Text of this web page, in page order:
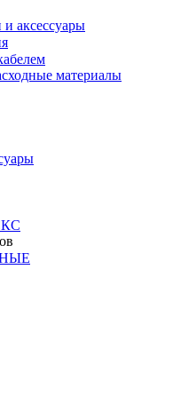
аксессуары
материалы